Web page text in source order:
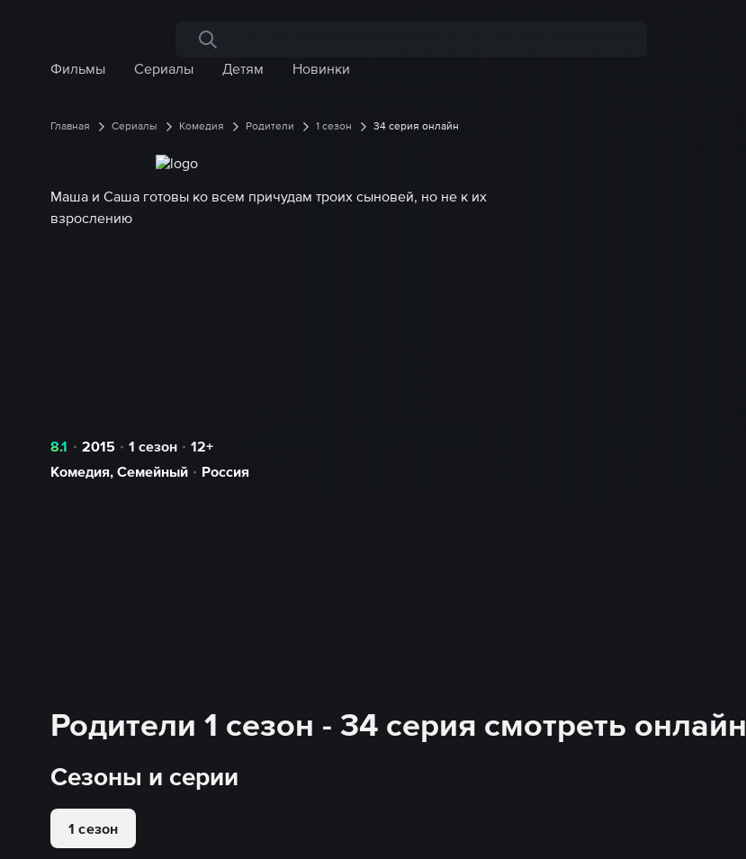
Поиск по сайту
Фильмы
Сериалы Детям Новинки
Главная Сериалы Комедия Родители 1 сезон 34 серия онлайн
Маша и Саша готовы ко всем причудам троих сыновей, но не к их
взрослению
8.1 2015 1 сезон
12+
Комедия, Семейный Россия
Родители 1 сезон - 34 серия смотреть онлайн
Сезоны и серии
1 сезон